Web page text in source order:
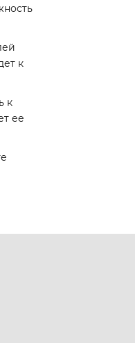
к
к
ее